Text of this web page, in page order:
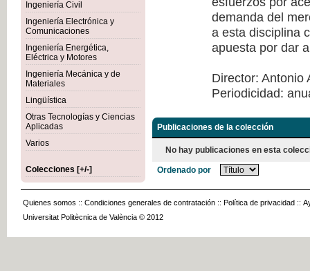
Ingeniería Civil
Ingeniería Electrónica y
Comunicaciones
Ingeniería Energética,
Eléctrica y Motores
Ingeniería Mecánica y de
Materiales
Lingüística
Otras Tecnologías y Ciencias
Aplicadas
Varios
Colecciones [+/-]
demanda del
a esta disciplina
apuesta por dar
Director: Antonio
Periodicidad:
Publicaciones de la colección
No hay publicaciones en esta
Ordenado por
Quienes somos :: Condiciones generales de contratación :: Política de privacidad ::
Universitat Politècnica de València © 2012